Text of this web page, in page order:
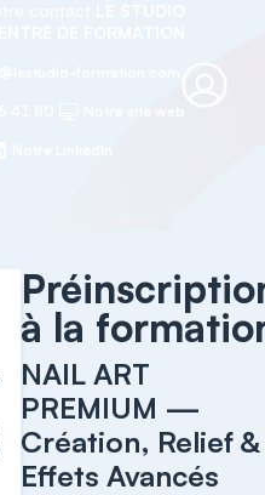
à la
NAIL ART
PREMIUM —
Création, Relief &
Effets Avancés